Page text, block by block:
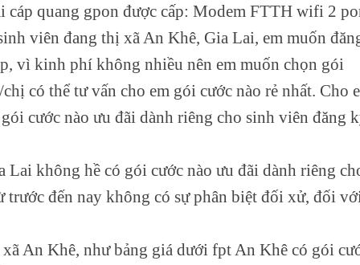
quang gpon được cấp: Modem FTTH wifi 2
viên đang thị xã An Khê, Gia Lai, em muốn
vì kinh phí không nhiều nên em muốn chọn gói
có thể tư vấn cho em gói cước nào rẻ nhất. Cho
cước nào ưu đãi dành riêng cho sinh viên đăng
Lai không hề có gói cước nào ưu đãi dành riêng
đến nay không có sự phân biệt đối xử, đối với
An Khê, như bảng giá dưới fpt An Khê có gói